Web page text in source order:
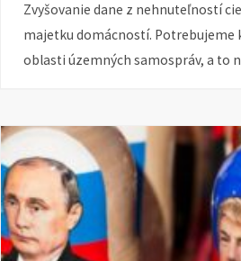
Zvyšovanie dane z nehnuteľností
majetku domácností. Potrebujeme
oblasti územných samospráv, a to